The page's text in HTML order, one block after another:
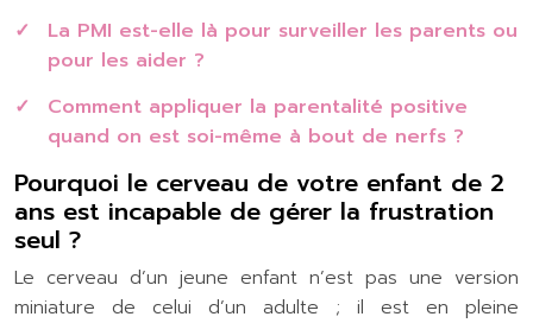
La PMI est-elle là pour surveiller les parents ou
pour les aider ?
Comment appliquer la parentalité positive
quand on est soi-même à bout de nerfs ?
Pourquoi le cerveau de votre enfant de 2
ans est incapable de gérer la frustration
seul ?
Le cerveau d’un jeune enfant n’est pas une version
miniature de celui d’un adulte ; il est en pleine